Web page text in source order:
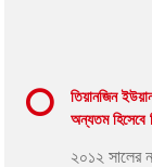
তিয়ানজিন
অন্যতম হিসেবে
২০১২ সালের